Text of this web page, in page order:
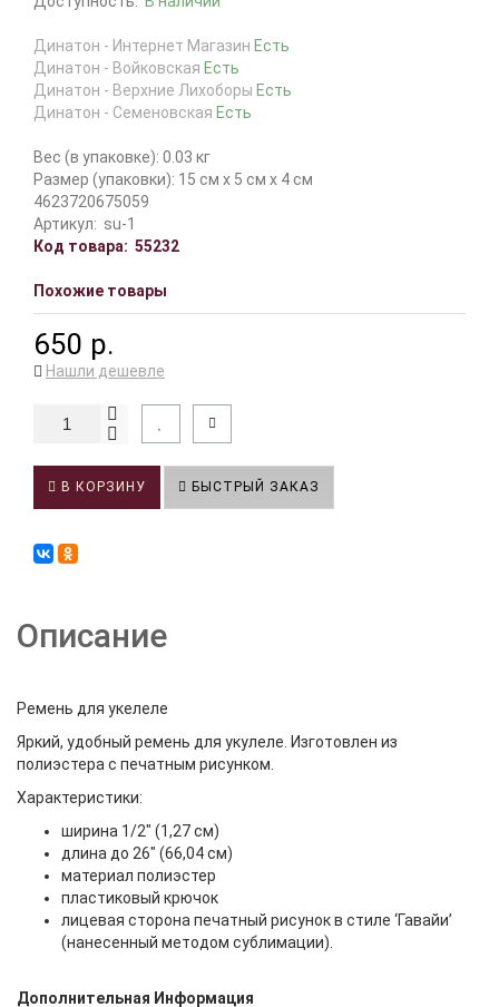
Динатон - Интернет Магазин Есть
Динатон - Войковская Есть
Динатон - Верхние Лихоборы Есть
Динатон - Семеновская Есть
Вес (в упаковке): 0.03 кг
Размер (упаковки): 15 см x 5 см x 4 см
4623720675059
Артикул: su-1
Код товара: 55232
Похожие товары
650 р.
Нашли дешевле
В КОРЗИНУ БЫСТРЫЙ ЗАКАЗ
Описание
Ремень для укелеле
Яркий, удобный ремень для укулеле. Изготовлен из
полиэстера с печатным рисунком.
Характеристики:
ширина 1/2" (1,27 см)
длина до 26" (66,04 см)
материал полиэстер
пластиковый крючок
лицевая сторона печатный рисунок в стиле ‘Гавайи’
(нанесенный методом сублимации).
Дополнительная Информация